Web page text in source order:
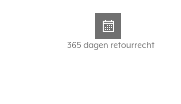
365 dagen retourrecht